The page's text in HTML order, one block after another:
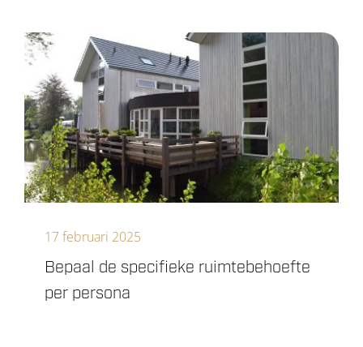
Bepaal de specifieke ruimtebehoefte
per persona
17 februari 2025